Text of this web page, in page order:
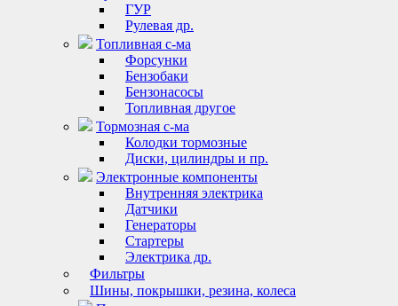
ГУР
Рулевая др.
Топливная с-ма
Форсунки
Бензобаки
Бензонасосы
Топливная другое
Тормозная с-ма
Колодки тормозные
Диски, цилиндры и пр.
Электронные компоненты
Внутренняя электрика
Датчики
Генераторы
Стартеры
Электрика др.
Фильтры
Шины, покрышки, резина, колеса